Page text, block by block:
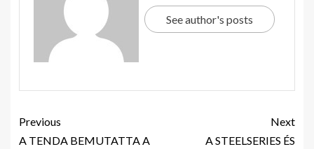
See author's posts
Previous
A TENDA BEMUTATTA A
Next
A STEELSERIES ÉS